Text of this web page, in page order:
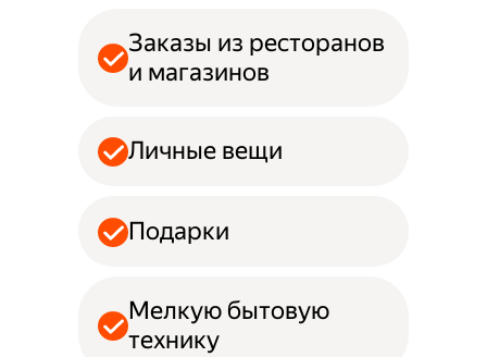
Заказы из ресторанов
и магазинов
Личные вещи
Подарки
Мелкую бытовую
технику